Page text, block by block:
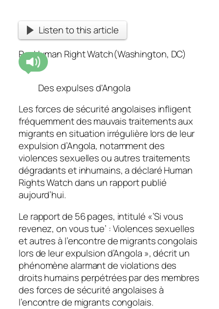
Listen to this article
Par Human Right Watch(Washington, DC)
Des expulses d'Angola
Les forces de sécurité angolaises infligent
fréquemment des mauvais traitements aux
migrants en situation irrégulière lors de leur
expulsion d’Angola, notamment des
violences sexuelles ou autres traitements
dégradants et inhumains, a déclaré Human
Rights Watch dans un rapport publié
aujourd’hui.
Le rapport de 56 pages, intitulé «’Si vous
revenez, on vous tue’ : Violences sexuelles
et autres à l’encontre de migrants congolais
lors de leur expulsion d’Angola », décrit un
phénomène alarmant de violations des
droits humains perpétrées par des membres
des forces de sécurité angolaises à
l’encontre de migrants congolais.